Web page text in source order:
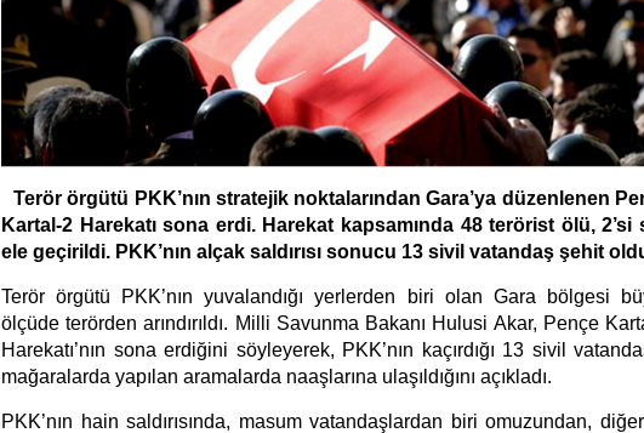
Terör örgütü PKK’nın stratejik noktalarından Gara’ya düzenlenen
Kartal-2 Harekatı sona erdi. Harekat kapsamında 48 terörist ölü, 2’si
ele geçirildi. PKK’nın alçak saldırısı sonucu 13 sivil vatandaş şehit
Terör örgütü PKK’nın yuvalandığı yerlerden biri olan Gara bölgesi
ölçüde terörden arındırıldı. Milli Savunma Bakanı Hulusi Akar, Pençe
Harekatı’nın sona erdiğini söyleyerek, PKK’nın kaçırdığı 13 sivil
mağaralarda yapılan aramalarda naaşlarına ulaşıldığını açıkladı.
PKK’nın hain saldırısında, masum vatandaşlardan biri omuzundan,